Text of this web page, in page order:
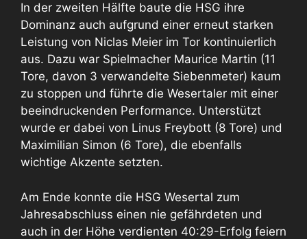
In der zweiten Hälfte baute die HSG ihre
Dominanz auch aufgrund einer erneut starken
Leistung von Niclas Meier im Tor kontinuierlich
aus. Dazu war Spielmacher Maurice Martin (11
Tore, davon 3 verwandelte Siebenmeter) kaum
zu stoppen und führte die Wesertaler mit einer
beeindruckenden Performance. Unterstützt
wurde er dabei von Linus Freybott (8 Tore) und
Maximilian Simon (6 Tore), die ebenfalls
wichtige Akzente setzten.
Am Ende konnte die HSG Wesertal zum
Jahresabschluss einen nie gefährdeten und
auch in der Höhe verdienten 40:29-Erfolg feiern